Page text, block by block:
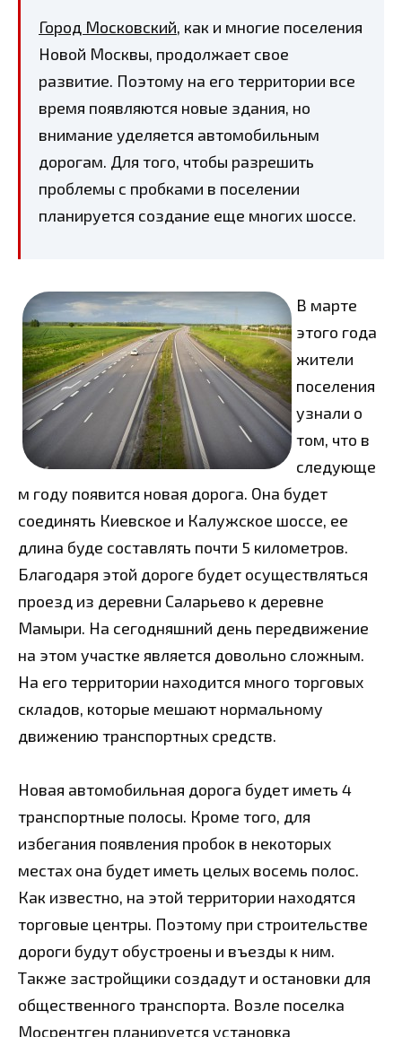
Город Московский, как и многие поселения
Новой Москвы, продолжает свое
развитие. Поэтому на его территории все
время появляются новые здания, но
внимание уделяется автомобильным
дорогам. Для того, чтобы разрешить
проблемы с пробками в поселении
планируется создание еще многих шоссе.
В марте
этого года
жители
поселения
узнали о
том, что в
следующе
м году появится новая дорога. Она будет
соединять Киевское и Калужское шоссе, ее
длина буде составлять почти 5 километров.
Благодаря этой дороге будет осуществляться
проезд из деревни Саларьево к деревне
Мамыри. На сегодняшний день передвижение
на этом участке является довольно сложным.
На его территории находится много торговых
складов, которые мешают нормальному
движению транспортных средств.
Новая автомобильная дорога будет иметь 4
транспортные полосы. Кроме того, для
избегания появления пробок в некоторых
местах она будет иметь целых восемь полос.
Как известно, на этой территории находятся
торговые центры. Поэтому при строительстве
дороги будут обустроены и въезды к ним.
Также застройщики создадут и остановки для
общественного транспорта. Возле поселка
Мосрентген планируется установка